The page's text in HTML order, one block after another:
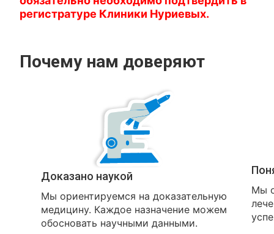
регистратуре Клиники Нуриевых.
Почему нам доверяют
Доказано наукой
Мы ориентируемся на доказательную
медицину. Каждое назначение можем
обосновать научными данными.
Мы